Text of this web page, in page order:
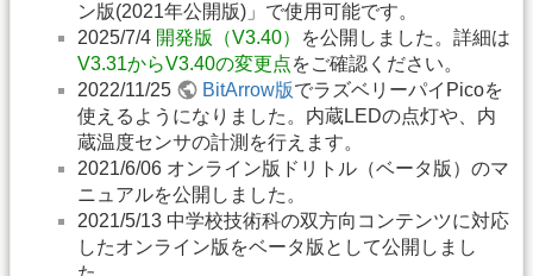
ン版(2021年公開版)」で使用可能です。
2025/7/4 開発版（V3.40）
を公開しました。詳細は
V3.31からV3.40の変更点をご確認ください。
2022/11/25
BitArrow版でラズベリーパイPicoを
使えるようになりました。内蔵LEDの点灯や、内
蔵温度センサの計測を行えます。
2021/6/06 オンライン版ドリトル（ベータ版）のマ
ニュアルを公開しました。
2021/5/13 中学校技術科の双方向コンテンツに対応
したオンライン版をベータ版として公開しまし